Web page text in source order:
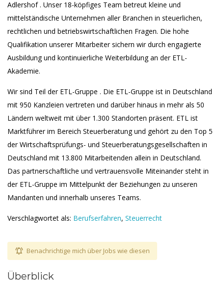
Adlershof . Unser 18-köpfiges Team betreut kleine und
mittelständische Unternehmen aller Branchen in steuerlichen,
rechtlichen und betriebswirtschaftlichen Fragen. Die hohe
Qualifikation unserer Mitarbeiter sichern wir durch engagierte
Ausbildung und kontinuierliche Weiterbildung an der ETL-
Akademie.
Wir sind Teil der ETL-Gruppe . Die ETL-Gruppe ist in Deutschland
mit 950 Kanzleien vertreten und darüber hinaus in mehr als 50
Ländern weltweit mit über 1.300 Standorten präsent. ETL ist
Marktführer im Bereich Steuerberatung und gehört zu den Top 5
der Wirtschaftsprüfungs- und Steuerberatungsgesellschaften in
Deutschland mit 13.800 Mitarbeitenden allein in Deutschland.
Das partnerschaftliche und vertrauensvolle Miteinander steht in
der ETL-Gruppe im Mittelpunkt der Beziehungen zu unseren
Mandanten und innerhalb unseres Teams.
Verschlagwortet als: Berufserfahren, Steuerrecht
Benachrichtige mich über Jobs wie diesen
Überblick